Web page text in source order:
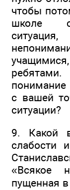
чтобы
школе
понимание
с вашей
ситуации?
9. Какой
слабости
«Всякое
пущенная в